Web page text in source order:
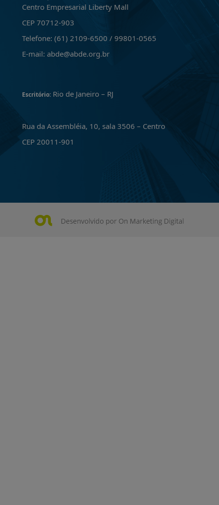
Centro Empresarial Liberty Mall
CEP 70712-903
Telefone: (61) 2109-6500 / 99801-0565
E-mail: abde@abde.org.br
Escritório:Rio de Janeiro – RJ
Rua da Assembléia, 10, sala 3506 – Centro
CEP 20011-901